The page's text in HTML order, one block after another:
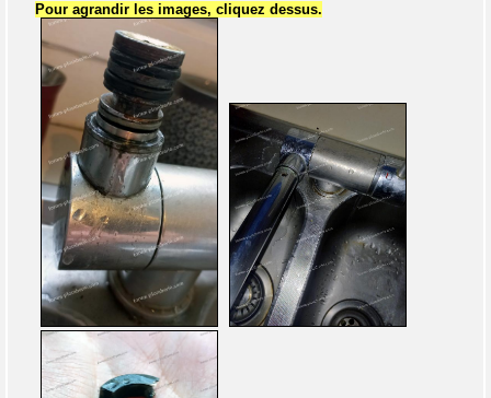
Pour agrandir les images, cliquez dessus.